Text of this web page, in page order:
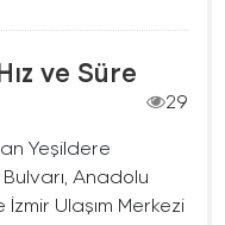
ve Süre
29
Yeşildere
Anadolu
Ulaşım Merkezi